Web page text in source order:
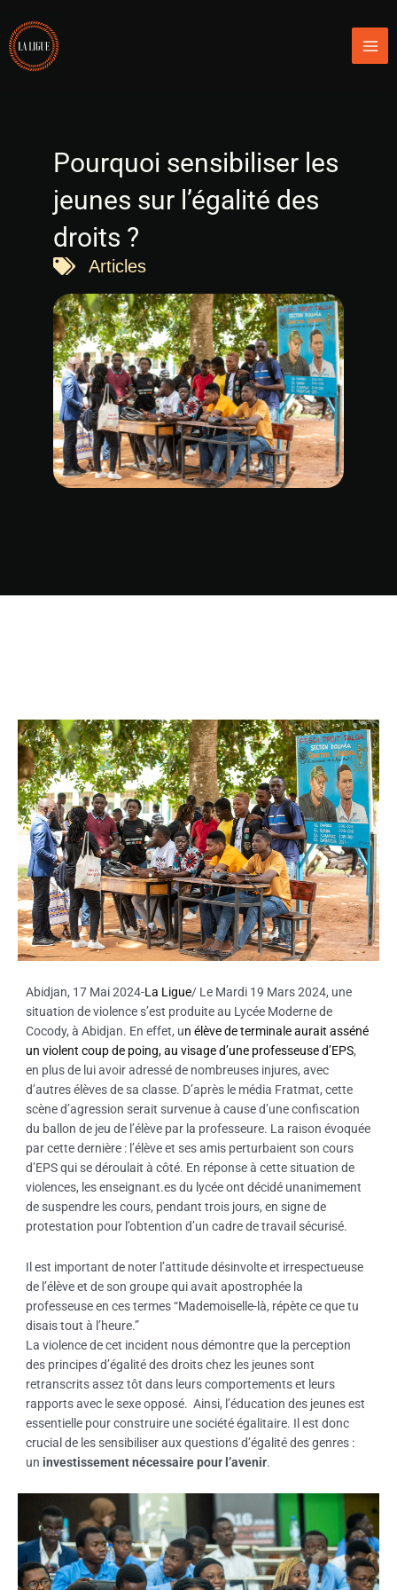
contenu
Pourquoi sensibiliser les
jeunes sur l’égalité des
droits ?
Articles
Abidjan, 17 Mai 2024-La Ligue/ Le Mardi 19 Mars 2024, une
situation de violence s’est produite au Lycée Moderne de
Cocody, à Abidjan. En effet, un élève de terminale aurait asséné
un violent coup de poing, au visage d’une professeuse d’EPS,
en plus de lui avoir adressé de nombreuses injures, avec
d’autres élèves de sa classe. D’après le média Fratmat, cette
scène d’agression serait survenue à cause d’une confiscation
du ballon de jeu de l’élève par la professeure. La raison évoquée
par cette dernière : l’élève et ses amis perturbaient son cours
d’EPS qui se déroulait à côté. En réponse à cette situation de
violences, les enseignant.es du lycée ont décidé unanimement
de suspendre les cours, pendant trois jours, en signe de
protestation pour l’obtention d’un cadre de travail sécurisé.
Il est important de noter l’attitude désinvolte et irrespectueuse
de l’élève et de son groupe qui avait apostrophée la
professeuse en ces termes “Mademoiselle-là, répète ce que tu
disais tout à l’heure.”
La violence de cet incident nous démontre que la perception
des principes d’égalité des droits chez les jeunes sont
retranscrits assez tôt dans leurs comportements et leurs
rapports avec le sexe opposé. Ainsi, l’éducation des jeunes est
essentielle pour construire une société égalitaire. Il est donc
crucial de les sensibiliser aux questions d’égalité des genres :
un investissement nécessaire pour l’avenir.